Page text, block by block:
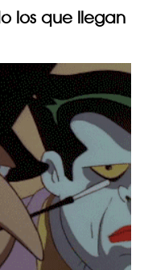
los que llegan